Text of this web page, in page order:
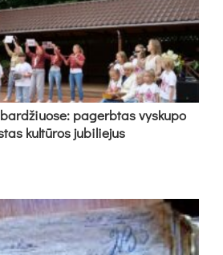
pa­gerb­tas vys­ku­po
kul­tū­ros ju­bi­lie­jus